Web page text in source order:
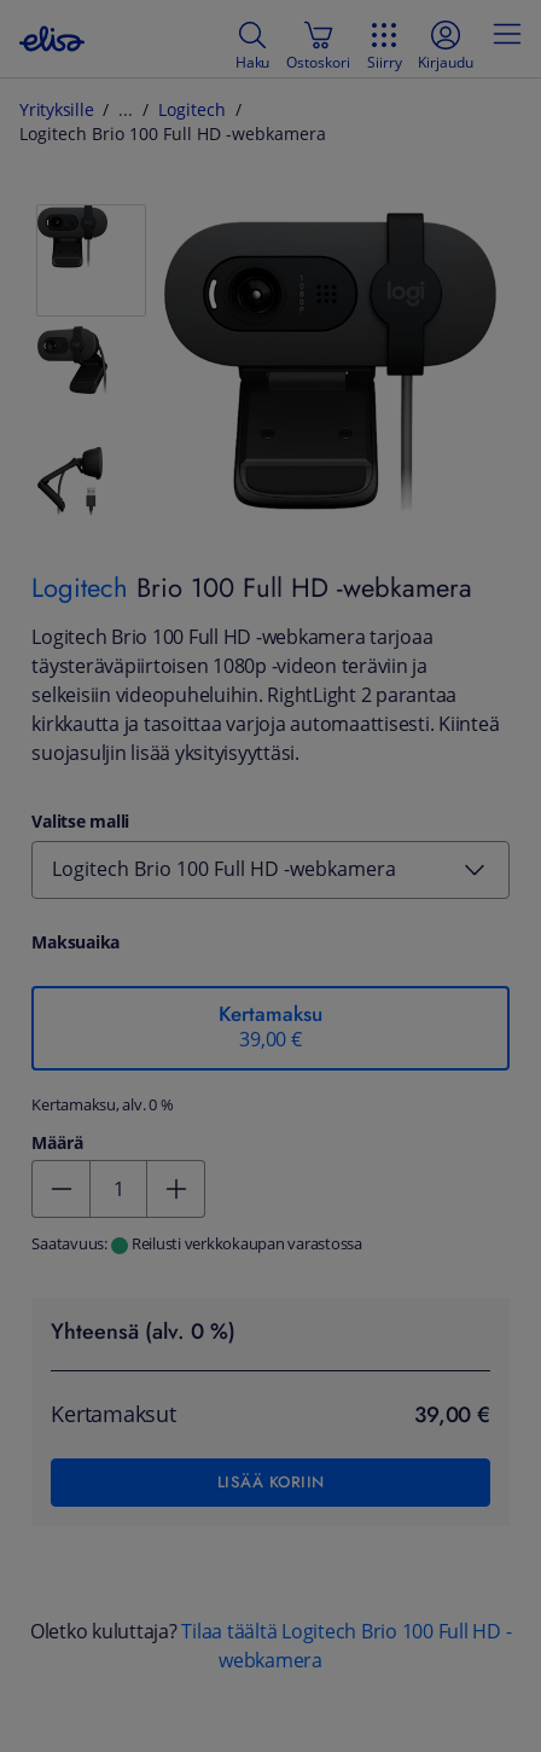
Haku Ostoskori Siirry Kirjaudu
Yrityksille
Logitech
Logitech Brio 100 Full HD -webkamera
Logitech Brio 100 Full HD -webkamera
Logitech Brio 100 Full HD -webkamera tarjoaa
täysteräväpiirtoisen 1080p -videon teräviin ja
selkeisiin videopuheluihin. RightLight 2 parantaa
kirkkautta ja tasoittaa varjoja automaattisesti. Kiinteä
suojasuljin lisää yksityisyyttäsi.
Valitse malli
Logitech Brio 100 Full HD -webkamera
Maksuaika
Kertamaksu
39,00 €
Kertamaksu, alv. 0 %
Määrä
Saatavuus: Reilusti verkkokaupan varastossa
Yhteensä (alv. 0 %)
Kertamaksut 39,00 €
LISÄÄ KORIIN
Oletko kuluttaja?Tilaa täältä Logitech Brio 100 Full HD -
webkamera